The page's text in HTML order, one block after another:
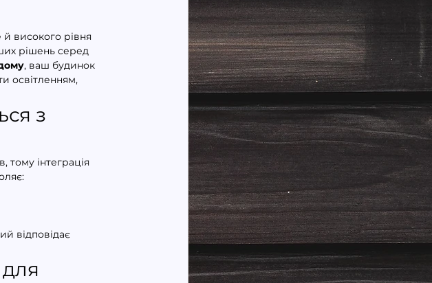
й високого рівня
рішень серед
, ваш будинок
освітленням,
з
тому інтеграція
відповідає